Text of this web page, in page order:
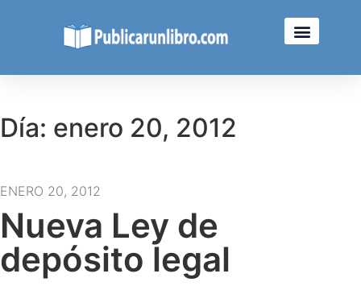
Día: enero 20, 2012
ENERO 20, 2012
Nueva Ley de
depósito legal